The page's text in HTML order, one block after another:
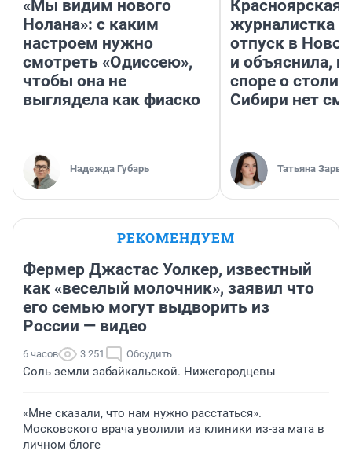
«Мы видим нового
Нолана»: с каким
настроем нужно
смотреть «Одиссею»,
чтобы она не
выглядела как фиаско
Надежда Губарь
Красноярская
журналистка
отпуск в
и объяснила,
споре о
Сибири нет
Татьяна Зарва
РЕКОМЕНДУЕМ
Фермер Джастас Уолкер, известный
как «веселый молочник», заявил что
его семью могут выдворить из
России — видео
6 часов 3 251 Обсудить
Соль земли забайкальской. Нижегородцевы
«Мне сказали, что нам нужно расстаться».
Московского врача уволили из клиники из-за мата в
личном блоге